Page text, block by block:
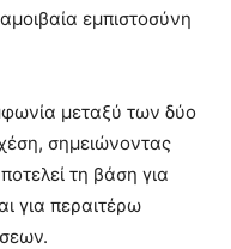
εμπιστοσύνη
μεταξύ των δύο
σημειώνοντας
τη βάση για
για περαιτέρω